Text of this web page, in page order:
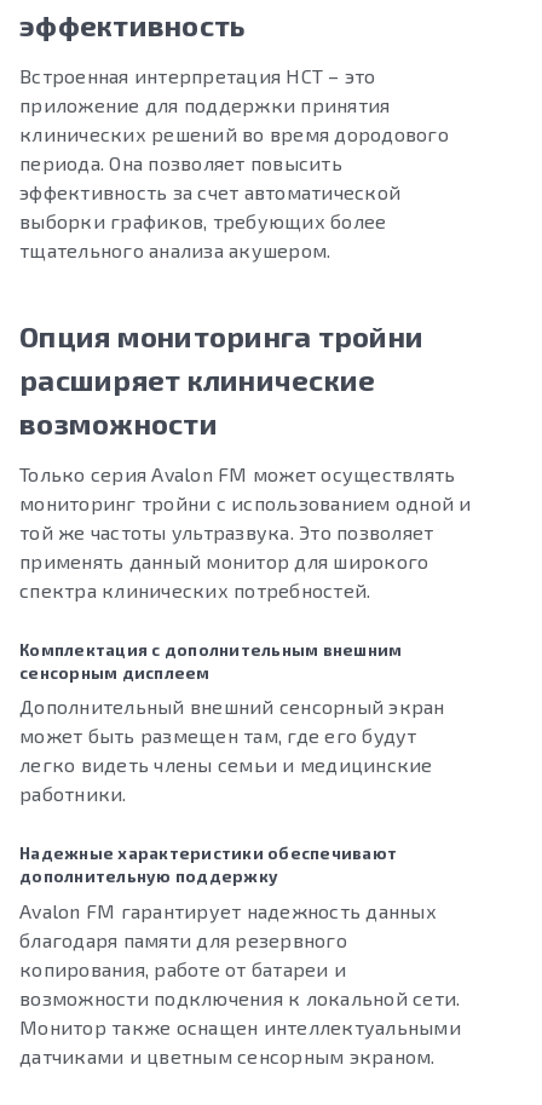
эффективность
Встроенная интерпретация НСТ – это
приложение для поддержки принятия
клинических решений во время дородового
периода. Она позволяет повысить
эффективность за счет автоматической
выборки графиков, требующих более
тщательного анализа акушером.
Опция мониторинга тройни
расширяет клинические
возможности
Только серия Avalon FM может осуществлять
мониторинг тройни с использованием одной и
той же частоты ультразвука. Это позволяет
применять данный монитор для широкого
спектра клинических потребностей.
Комплектация с дополнительным внешним
сенсорным дисплеем
Дополнительный внешний сенсорный экран
может быть размещен там, где его будут
легко видеть члены семьи и медицинские
работники.
Надежные характеристики обеспечивают
дополнительную поддержку
Avalon FM гарантирует надежность данных
благодаря памяти для резервного
копирования, работе от батареи и
возможности подключения к локальной сети.
Монитор также оснащен интеллектуальными
датчиками и цветным сенсорным экраном.